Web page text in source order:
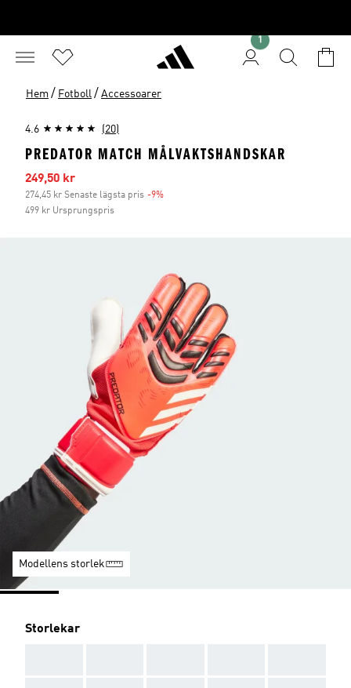
1
Hem / Fotboll / Accessoarer
4.6 (20)
PREDATOR MATCH MÅLVAKTSHANDSKAR
Reapris
249,50 kr
274,45 kr Senaste lägsta pris -9%
499 kr Ursprungspris
Modellens storlek
Storlekar